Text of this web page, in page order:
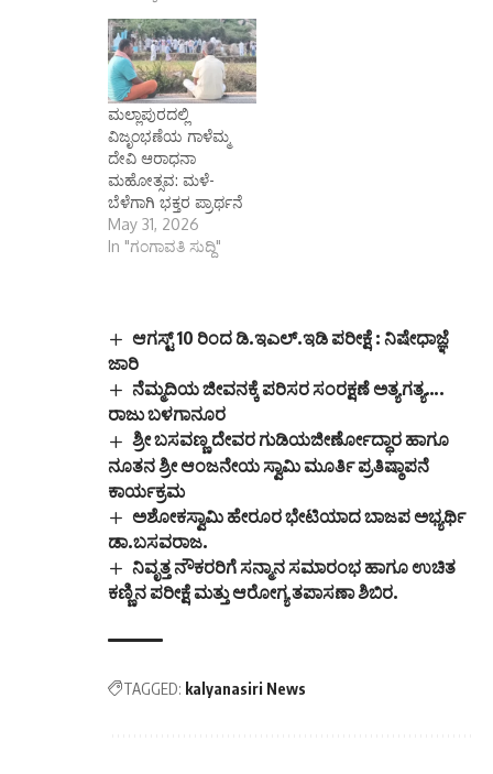
ಮಲ್ಲಾಪುರದಲ್ಲಿ
ವಿಜೃಂಭಣೆಯ ಗಾಳೆಮ್ಮ
ದೇವಿ ಆರಾಧನಾ
ಮಹೋತ್ಸವ: ಮಳೆ-
ಬೆಳೆಗಾಗಿ ಭಕ್ತರ ಪ್ರಾರ್ಥನೆ
May 31, 2026
In "ಗಂಗಾವತಿ ಸುದ್ದಿ"
ಆಗಸ್ಟ್ 10 ರಿಂದ ಡಿ.ಇಎಲ್.ಇಡಿ ಪರೀಕ್ಷೆ : ನಿಷೇಧಾಜ್ಞೆ
ಜಾರಿ
ನೆಮ್ಮದಿಯ ಜೀವನಕ್ಕೆ ಪರಿಸರ ಸಂರಕ್ಷಣೆ ಅತ್ಯಗತ್ಯ….
ರಾಜು ಬಳಗಾನೂರ
ಶ್ರೀ ಬಸವಣ್ಣ ದೇವರ ಗುಡಿಯಜೀರ್ಣೋದ್ಧಾರ ಹಾಗೂ
ನೂತನ ಶ್ರೀ ಆಂಜನೇಯ ಸ್ವಾಮಿ ಮೂರ್ತಿ ಪ್ರತಿಷ್ಠಾಪನೆ
ಕಾರ್ಯಕ್ರಮ
ಅಶೋಕಸ್ವಾಮಿ ಹೇರೂರ ಭೇಟಿಯಾದ ಬಾಜಪ ಅಭ್ಯರ್ಥಿ
ಡಾ.ಬಸವರಾಜ.
ನಿವೃತ್ತ ನೌಕರರಿಗೆ ಸನ್ಮಾನ ಸಮಾರಂಭ ಹಾಗೂ ಉಚಿತ
ಕಣ್ಣಿನ ಪರೀಕ್ಷೆ ಮತ್ತು ಆರೋಗ್ಯ ತಪಾಸಣಾ ಶಿಬಿರ.
TAGGED: kalyanasiri News